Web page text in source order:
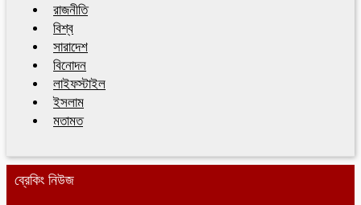
রাজনীতি
বিশ্ব
সারাদেশ
বিনোদন
লাইফস্টাইল
ইসলাম
মতামত
ব্রেকিং নিউজ